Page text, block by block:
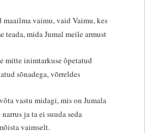
maailma vaimu, vaid Vaimu, kes
teada, mida Jumal meile armust
mitte inimtarkuse õpetatud
sõnadega, võrreldes
vastu midagi, mis on Jumala
ja ta ei suuda seda
vaimselt.